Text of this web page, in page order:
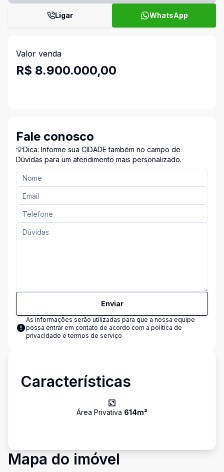
Ligar WhatsApp
Valor venda
R$ 8.900.000,00
Fale conosco
💡Dica: Informe sua CIDADE também no campo de
Dúvidas para um atendimento mais personalizado.
Enviar
As informações serão utilizadas para que a nossa equipe
possa entrar em contato de acordo com a política de
privacidade e termos de serviço
Características
Área Privativa 614m²
Mapa do imóvel